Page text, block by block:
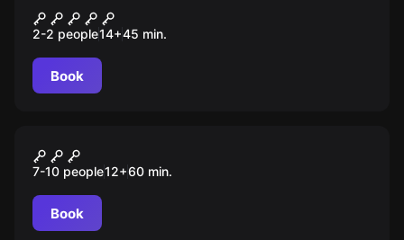
Клаустрофобия
2-2 people14+45 min.
Book
Неизвестная планета
7-10 people12+60 min.
Book